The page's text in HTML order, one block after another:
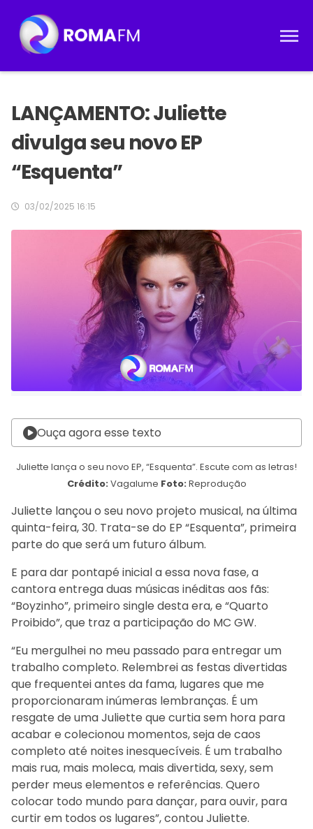
LANÇAMENTO: Juliette
divulga seu novo EP
“Esquenta”
03/02/2025 16:15
Ouça agora esse texto
Juliette lança o seu novo EP, “Esquenta”. Escute com as letras!
Crédito: Vagalume Foto: Reprodução
Juliette lançou o seu novo projeto musical, na última
quinta-feira, 30. Trata-se do EP “Esquenta”, primeira
parte do que será um futuro álbum.
E para dar pontapé inicial a essa nova fase, a
cantora entrega duas músicas inéditas aos fãs:
“Boyzinho”, primeiro single desta era, e “Quarto
Proibido”, que traz a participação do MC GW.
“Eu mergulhei no meu passado para entregar um
trabalho completo. Relembrei as festas divertidas
que frequentei antes da fama, lugares que me
proporcionaram inúmeras lembranças. É um
resgate de uma Juliette que curtia sem hora para
acabar e colecionou momentos, seja de caos
completo até noites inesquecíveis. É um trabalho
mais rua, mais moleca, mais divertida, sexy, sem
perder meus elementos e referências. Quero
colocar todo mundo para dançar, para ouvir, para
curtir em todos os lugares”, contou Juliette.